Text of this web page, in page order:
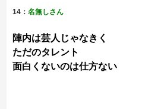
14：名無しさん
陣内は芸人じゃなきく
ただのタレント
面白くないのは仕方ない